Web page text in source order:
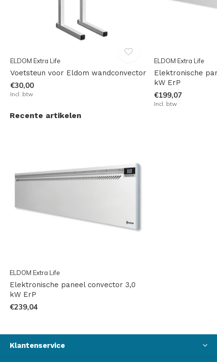
ELDOM Extra Life
Voetsteun voor Eldom wandconvector
€30,00
Incl. btw
ELDOM Extra Life
Elektronische
kW ErP
€199,07
Incl. btw
Recente artikelen
ELDOM Extra Life
Elektronische paneel convector 3,0
kW ErP
€239,04
Klantenservice